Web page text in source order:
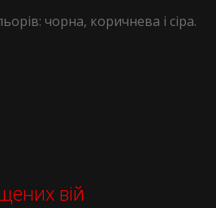
чорна, коричнева і сіра.
вій